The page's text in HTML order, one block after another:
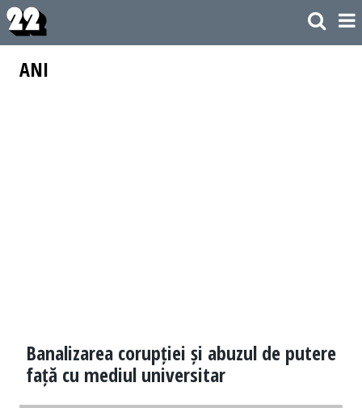
ANI
Banalizarea corupției și abuzul de putere
față cu mediul universitar